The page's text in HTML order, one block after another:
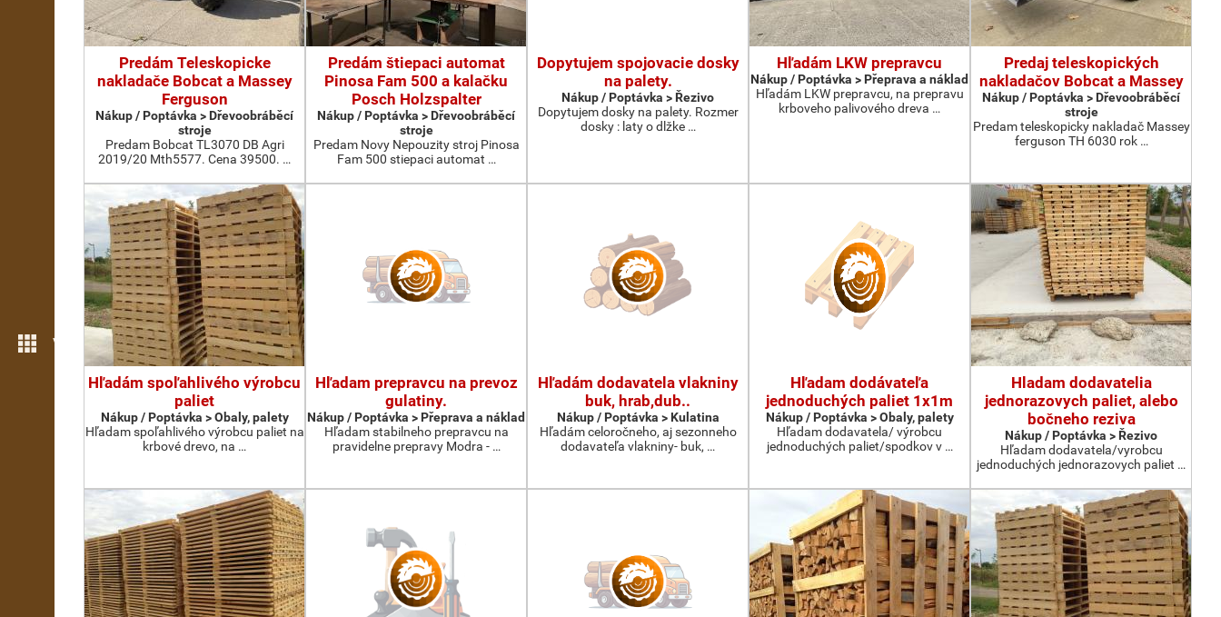
Více možností
Predám Teleskopicke
nakladače Bobcat a Massey
Ferguson
Nákup / Poptávka > Dřevoobráběcí
stroje
Predam Bobcat TL3070 DB Agri
2019/20 Mth5577. Cena 39500. …
Predám štiepaci automat
Pinosa Fam 500 a kalačku
Posch Holzspalter
Nákup / Poptávka > Dřevoobráběcí
stroje
Predam Novy Nepouzity stroj Pinosa
Fam 500 stiepaci automat …
Dopytujem spojovacie dosky
na palety.
Nákup / Poptávka > Řezivo
Dopytujem dosky na palety. Rozmer
dosky : laty o dlžke …
Hľadám LKW prepravcu
Nákup / Poptávka > Přeprava a náklad
Hľadám LKW prepravcu, na prepravu
krboveho palivového dreva …
Predaj teleskopických
nakladačov Bobcat a Massey
Nákup / Poptávka > Dřevoobráběcí
stroje
Predam teleskopicky nakladač Massey
ferguson TH 6030 rok …
Hľadám spoľahlivého výrobcu
paliet
Nákup / Poptávka > Obaly, palety
Hľadam spoľahlivého výrobcu paliet na
krbové drevo, na …
Hľadam prepravcu na prevoz
gulatiny.
Nákup / Poptávka > Přeprava a náklad
Hľadam stabilneho prepravcu na
pravidelne prepravy Modra - …
Hľadám dodavatela vlakniny
buk, hrab,dub..
Nákup / Poptávka > Kulatina
Hľadám celoročneho, aj sezonneho
dodavateľa vlakniny- buk, …
Hľadam dodávateľa
jednoduchých paliet 1x1m
Nákup / Poptávka > Obaly, palety
Hľadam dodavatela/ výrobcu
jednoduchých paliet/spodkov v …
Hladam dodavatelia
jednorazovych paliet, alebo
bočneho reziva
Nákup / Poptávka > Řezivo
Hľadam dodavatela/vyrobcu
jednoduchých jednorazovych paliet …